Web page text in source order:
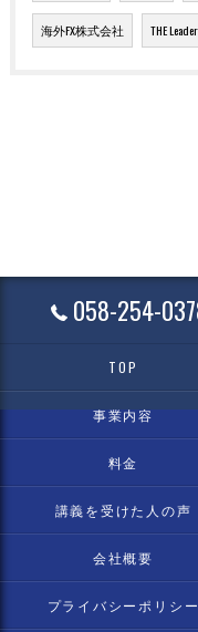
海外FX株式会社 THE Leader
058-254-
TOP
事業内容
料金
講義を受けた人の声
会社概要
プライバシーポリシー